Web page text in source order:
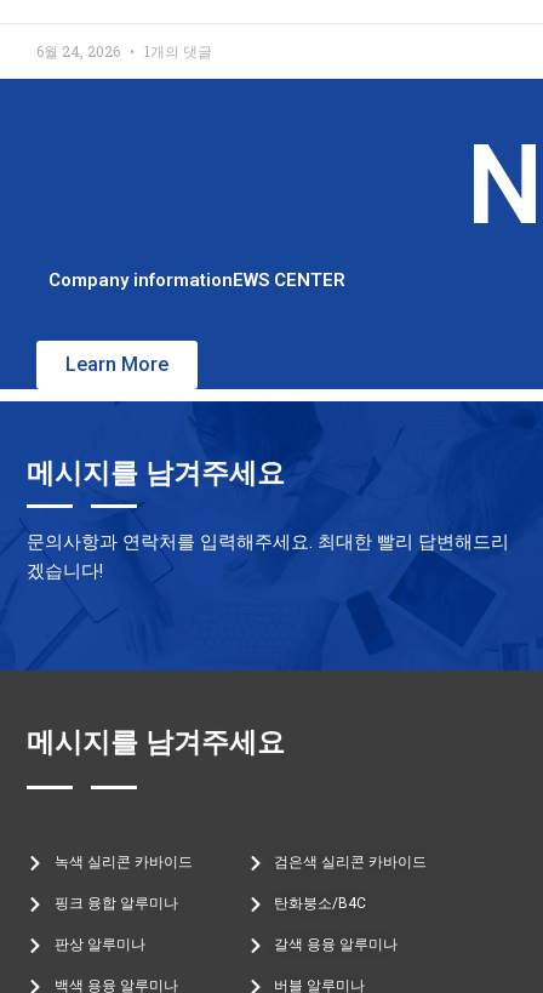
6월 24, 2026 1개의 댓글
N
Company informationEWS CENTER
Learn More
메시지를 남겨주세요
문의사항과 연락처를 입력해주세요. 최대한 빨리 답변해드리
겠습니다!
메시지를 남겨주세요
녹색 실리콘 카바이드
핑크 융합 알루미나
판상 알루미나
백색 용융 알루미나
검은색 실리콘 카바이드
탄화붕소/B4C
갈색 용융 알루미나
버블 알루미나